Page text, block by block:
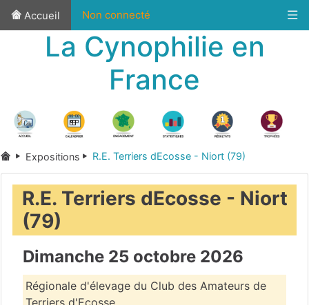
Accueil Non connecté
La Cynophilie en
France
Expositions R.E. Terriers dEcosse - Niort (79)
R.E. Terriers dEcosse - Niort
(79)
Dimanche 25 octobre 2026
Régionale d'élevage du Club des Amateurs de
Terriers d'Ecosse